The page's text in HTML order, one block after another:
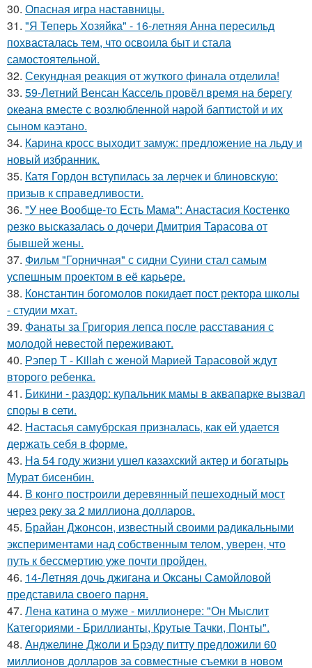
30. Опасная игра наставницы.
31. "Я Теперь Хозяйка" - 16-летняя Анна пересильд
похвасталась тем, что освоила быт и стала
самостоятельной.
32. Секундная реакция от жуткого финала отделила!
33. 59-Летний Венсан Кассель провёл время на берегу
океана вместе с возлюбленной нарой баптистой и их
сыном каэтано.
34. Карина кросс выходит замуж: предложение на льду и
новый избранник.
35. Катя Гордон вступилась за лерчек и блиновскую:
призыв к справедливости.
36. "У нее Вообще-то Есть Мама": Анастасия Костенко
резко высказалась о дочери Дмитрия Тарасова от
бывшей жены.
37. Фильм "Горничная" с сидни Суини стал самым
успешным проектом в её карьере.
38. Константин богомолов покидает пост ректора школы
- студии мхат.
39. Фанаты за Григория лепса после расставания с
молодой невестой переживают.
40. Рэпер T - Killah с женой Марией Тарасовой ждут
второго ребенка.
41. Бикини - раздор: купальник мамы в аквапарке вызвал
споры в сети.
42. Настасья самубрская призналась, как ей удается
держать себя в форме.
43. На 54 году жизни ушел казахский актер и богатырь
Мурат бисенбин.
44. В конго построили деревянный пешеходный мост
через реку за 2 миллиона долларов.
45. Брайан Джонсон, известный своими радикальными
экспериментами над собственным телом, уверен, что
путь к бессмертию уже почти пройден.
46. 14-Летняя дочь джигана и Оксаны Самойловой
представила своего парня.
47. Лена катина о муже - миллионере: "Он Мыслит
Категориями - Бриллианты, Крутые Тачки, Понты".
48. Анджелине Джоли и Брэду питту предложили 60
миллионов долларов за совместные съемки в новом